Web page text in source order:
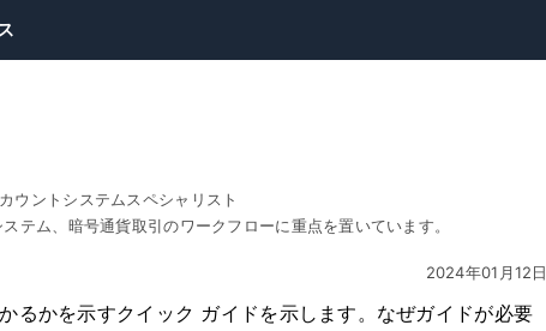
ウントシステムスペシャリスト
テム、暗号通貨取引のワークフローに重点を置いています。
2024年01月12日
るかを示すクイック ガイドを示します。なぜガイドが必要